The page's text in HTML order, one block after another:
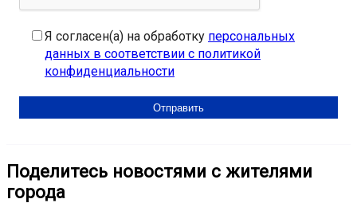
Я согласен(а) на обработку персональных
данных в соответствии с политикой
конфиденциальности
Поделитесь новостями с жителями
города